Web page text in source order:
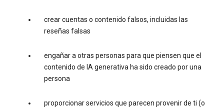
crear cuentas o contenido falsos, incluidas las
reseñas falsas
engañar a otras personas para que piensen que el
contenido de IA generativa ha sido creado por una
persona
proporcionar servicios que parecen provenir de ti (o